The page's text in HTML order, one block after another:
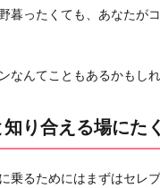
暮ったくても、あなたが
なんてこともあるかもし
り合える場にた
乗るためにはまずはセレ